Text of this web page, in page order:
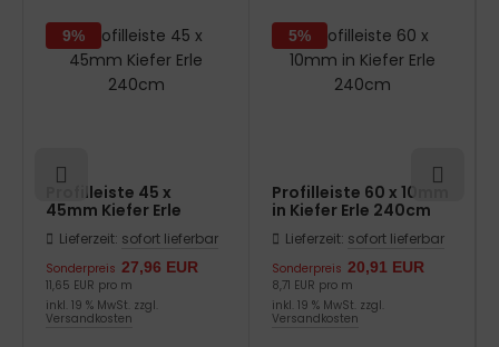
Profilleiste 45 x
45mm Kiefer Erle
240cm
Lieferzeit: sofort lieferbar
Sonderpreis 27,96 EUR
9%
11,65 EUR pro m
inkl. 19 % MwSt. zzgl.
Versandkosten
Profilleiste 60 x 10mm
in Kiefer Erle 240cm
Lieferzeit: sofort lieferbar
Sonderpreis 20,91 EUR
5%
8,71 EUR pro m
inkl. 19 % MwSt. zzgl.
Versandkosten